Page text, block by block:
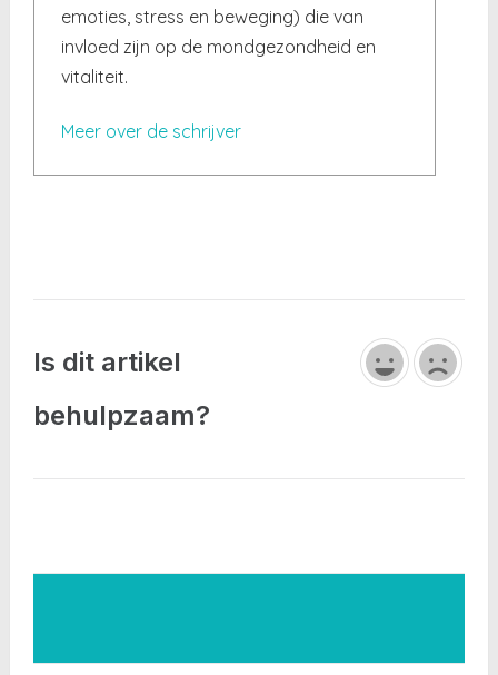
emoties, stress en beweging) die van
invloed zijn op de mondgezondheid en
vitaliteit.
Meer over de schrijver
Is dit artikel
behulpzaam?